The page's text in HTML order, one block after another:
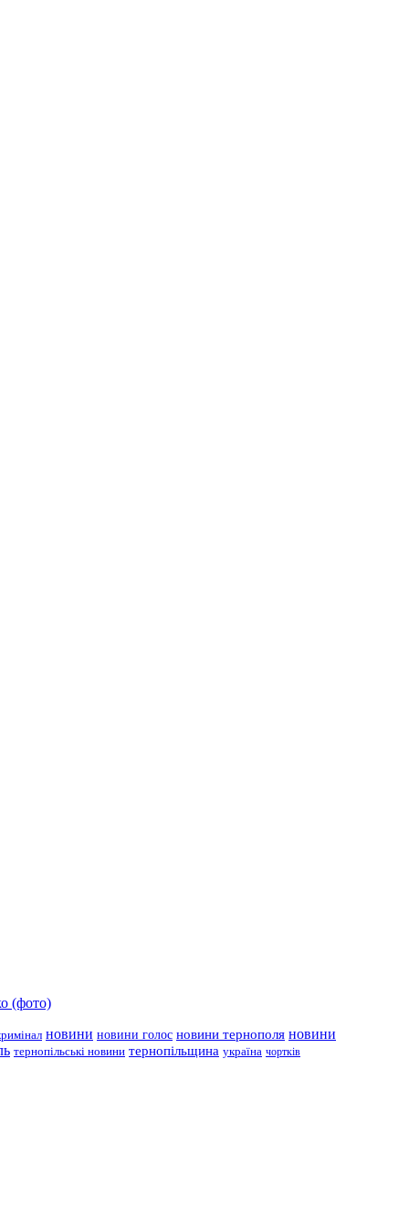
(фото)
новини новини голос новини тернополя новини
тернопільські новини тернопільщина україна чортків